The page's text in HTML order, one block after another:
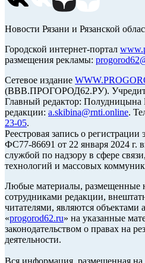
Новости Рязани и Рязанской
Городской интернет-портал
размещения рекламы:
Сетевое издание
(ВВВ.ПРОГОРОД62.РУ).
Главный редактор: Полудницына
редакции: a.skibina@rnti.online.
23-05.
Реестровая запись о
ФС77-86691 от 22 января 2024 г.
службой по надзору в сфере
технологий и массовых
Любые материалы, размещенные
сотрудниками редакции,
читателями, являются объектами
«progorod62.ru» на указанные
законодательством о правах на
деятельности.
Вся информация, размещенная на